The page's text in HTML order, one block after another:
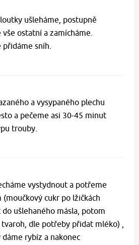
ušleháme, postupně
vše ostatní a zamícháme.
přidáme sníh.
a vysypaného plechu
a pečeme asi 30-45 minut
trouby.
vystydnout a potřeme
(moučkový cukr po lžičkách
do ušlehaného másla, potom
dle potřeby přidat mléko) ,
dáme rybíz a nakonec